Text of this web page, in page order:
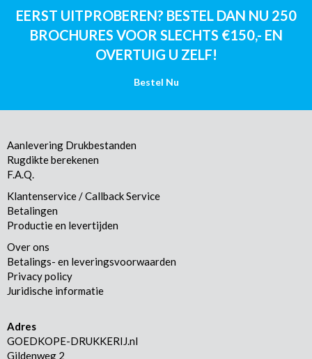
EERST UITPROBEREN? BESTEL DAN NU 250
BROCHURES VOOR SLECHTS €150,- EN
OVERTUIG U ZELF!
Bestel Nu
Aanlevering Drukbestanden
Rugdikte berekenen
F.A.Q.
Klantenservice / Callback Service
Betalingen
Productie en levertijden
Over ons
Betalings- en leveringsvoorwaarden
Privacy policy
Juridische informatie
Adres
GOEDKOPE-DRUKKERIJ.nl
Gildenweg 2